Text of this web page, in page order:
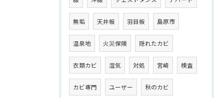
無垢 天井板 羽目板 島原市
温泉地 火災保険 隠れたカビ
衣類カビ 湿気 対処 宮崎 検査
カビ専門 ユーザー 秋のカビ